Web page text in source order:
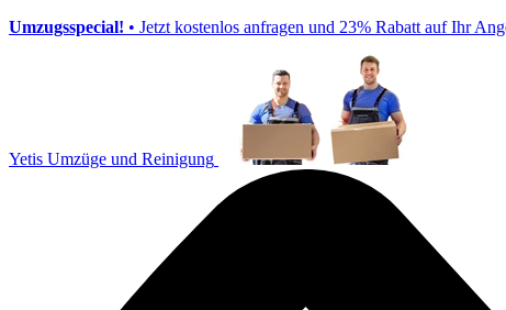
Umzugsspecial! • Jetzt kostenlos anfragen und 23% Rabatt auf Ihr
Yetis Umzüge und Reinigung